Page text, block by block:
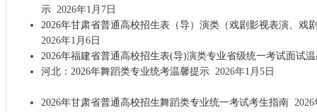
示2026年1月7日
2026年甘肃省普通高校招生表（导）演类（戏剧影视表演、戏
2026年1月6日
2026年福建省普通高校招生表(导)演类专业省级统一考试面试
河北：2026年舞蹈类专业统考温馨提示2026年1月5日
2026年甘肃省普通高校招生舞蹈类专业统一考试考生指南2026